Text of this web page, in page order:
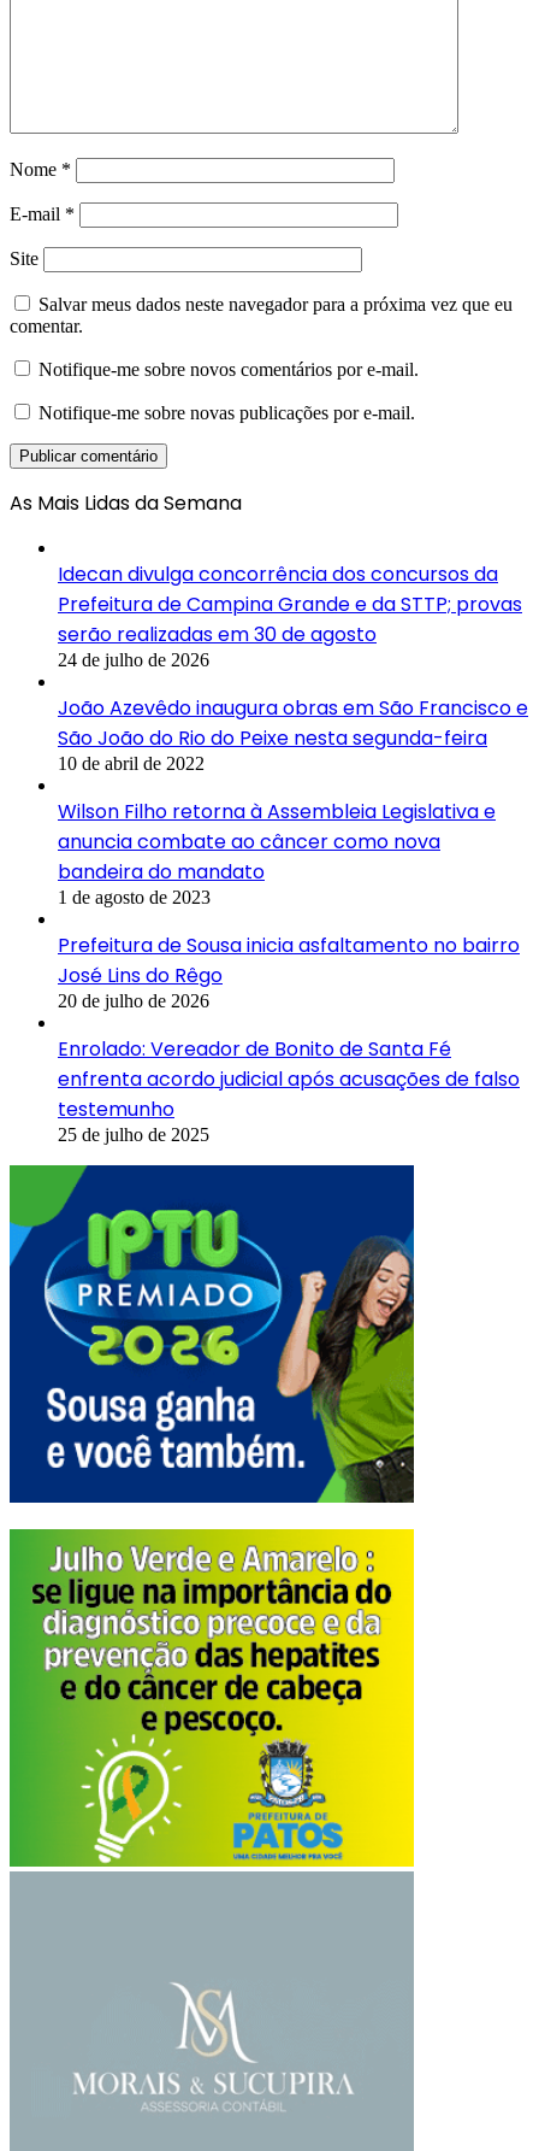
Nome *
E-mail *
Site
Salvar meus dados neste navegador para a próxima vez que eu
comentar.
Notifique-me sobre novos comentários por e-mail.
Notifique-me sobre novas publicações por e-mail.
As Mais Lidas da Semana
Idecan divulga concorrência dos concursos da
Prefeitura de Campina Grande e da STTP; provas
serão realizadas em 30 de agosto
24 de julho de 2026
João Azevêdo inaugura obras em São Francisco e
São João do Rio do Peixe nesta segunda-feira
10 de abril de 2022
Wilson Filho retorna à Assembleia Legislativa e
anuncia combate ao câncer como nova
bandeira do mandato
1 de agosto de 2023
Prefeitura de Sousa inicia asfaltamento no bairro
José Lins do Rêgo
20 de julho de 2026
Enrolado: Vereador de Bonito de Santa Fé
enfrenta acordo judicial após acusações de falso
testemunho
25 de julho de 2025